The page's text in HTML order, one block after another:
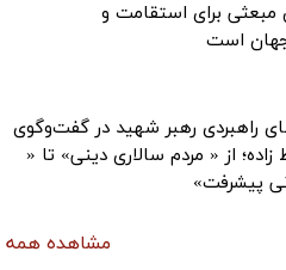
مبعثی برای استقامت و
جهان است
راهبردی رهبر شهید در گفت‌وگوی
از « مردم سالاری دینی» تا «
پیشرفت»
مشاهده همه